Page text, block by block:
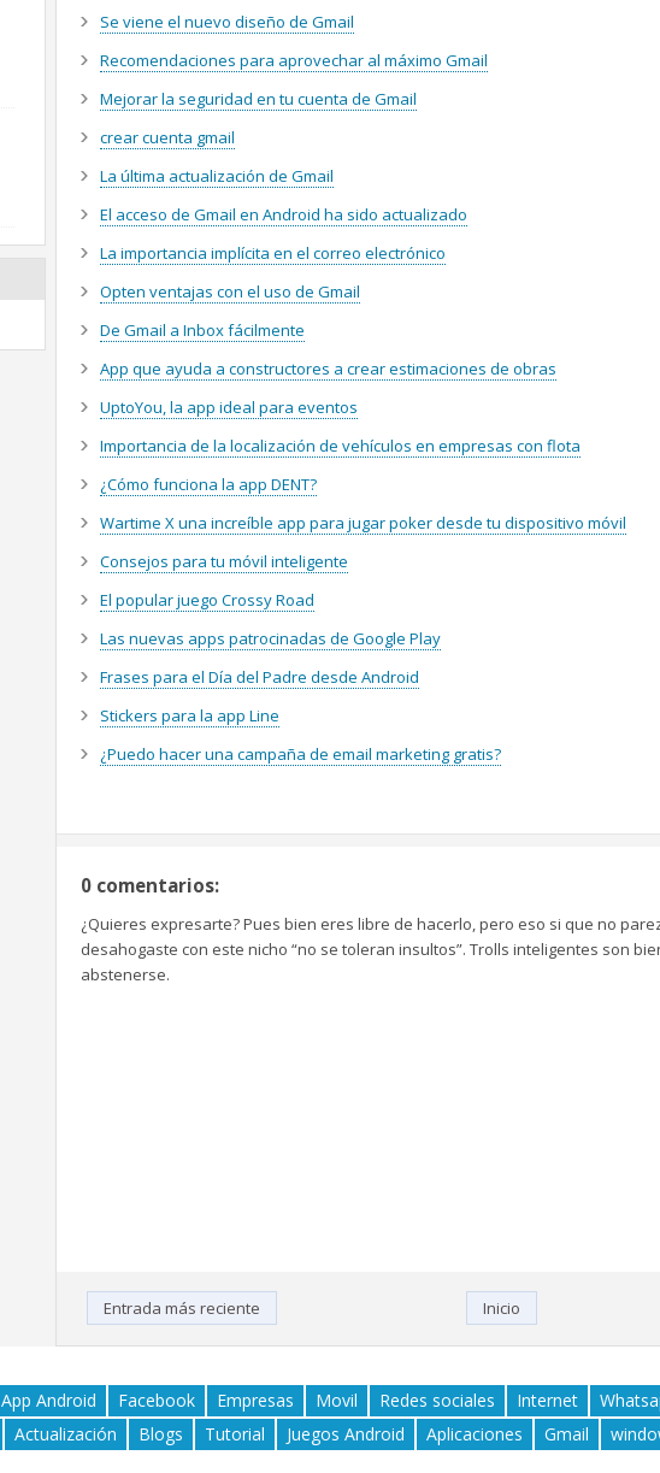
Se viene el nuevo diseño de Gmail
Recomendaciones para aprovechar al máximo Gmail
Mejorar la seguridad en tu cuenta de Gmail
crear cuenta gmail
La última actualización de Gmail
El acceso de Gmail en Android ha sido actualizado
La importancia implícita en el correo electrónico
Opten ventajas con el uso de Gmail
De Gmail a Inbox fácilmente
App que ayuda a constructores a crear estimaciones de obras
UptoYou, la app ideal para eventos
Importancia de la localización de vehículos en empresas con flota
¿Cómo funciona la app DENT?
Wartime X una increíble app para jugar poker desde tu dispositivo móvil
Consejos para tu móvil inteligente
El popular juego Crossy Road
Las nuevas apps patrocinadas de Google Play
Frases para el Día del Padre desde Android
Stickers para la app Line
¿Puedo hacer una campaña de email marketing gratis?
0 comentarios:
¿Quieres expresarte? Pues bien eres libre de hacerlo, pero eso si que no
desahogaste con este nicho “no se toleran insultos”. Trolls inteligentes son
abstenerse.
Entrada más reciente Inicio
App Android Facebook Empresas Movil Redes sociales Internet
Actualización Blogs Tutorial Juegos Android Aplicaciones Gmail